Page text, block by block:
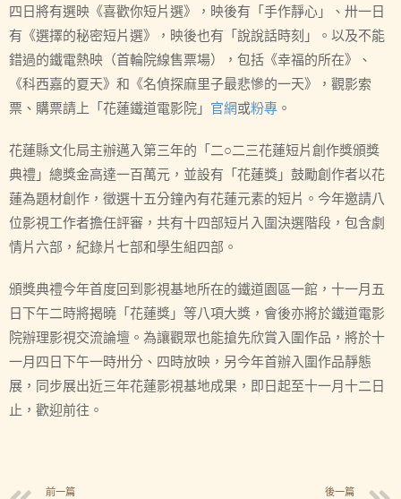
四日將有選映《喜歡你短片選》，映後有「手作靜心」、卅一日
有《選擇的秘密短片選》，映後也有「說說話時刻」。以及不能
錯過的鐵電熱映（首輪院線售票場），包括《幸福的所在》、
《科西嘉的夏天》和《名偵探麻里子最悲慘的一天》，觀影索
票、購票請上「花蓮鐵道電影院」 官網或粉專 。
花蓮縣文化局主辦邁入第三年的「二○二三花蓮短片創作獎頒獎
典禮」總獎金高達一百萬元，並設有「花蓮獎」鼓勵創作者以花
蓮為題材創作，徵選十五分鐘內有花蓮元素的短片。今年邀請八
位影視工作者擔任評審，共有十四部短片入圍決選階段，包含劇
情片六部，紀錄片七部和學生組四部。
頒獎典禮今年首度回到影視基地所在的鐵道園區一館，十一月五
日下午二時將揭曉「花蓮獎」等八項大獎，會後亦將於鐵道電影
院辦理影視交流論壇。為讓觀眾也能搶先欣賞入圍作品，將於十
一月四日下午一時卅分、四時放映，另今年首辦入圍作品靜態
展，同步展出近三年花蓮影視基地成果，即日起至十一月十二日
止，歡迎前往。
前一篇 後一篇